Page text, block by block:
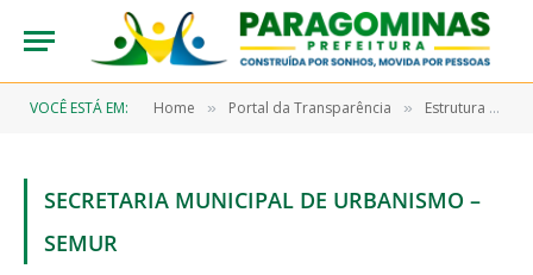
VOCÊ ESTÁ EM: Home » Portal da Transparência » Estrutura Organizacional
SECRETARIA MUNICIPAL DE URBANISMO –
SEMUR